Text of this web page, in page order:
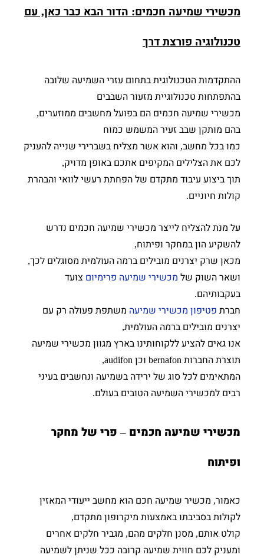
מכשירי שמיעה חכמים: הדור הבא כבר כאן, עם
טכנולוגיה פורצת דרך
ההתקדמות הטכנולוגית בתחום עזרי השמיעה שלובה
בהתפתחות טכנולוגיית מזעור השבבים
מכשירי שמיעה חכמים הם בפועל מחשבים ממוזערים,
בהם מותקן שבב זעיר המשמש כמוח
כמו בכל מחשב, והוא אשר מצליח בשברירי שנייה להעניק
לכם את הצלילים המקיפים אתכם באופן מדויק,
תוך ביצוע עיבוד מתקדם של הפחתת רעשי לוואי והבהרת
קולות חיוניים.
על מנת להצליח לייצר מכשירי שמיעה חכמים נדרש
להשקיע הון במחקר ופיתוח,
מכאן שרק יצרנים מובילים ברמה העולמית מסוגלים לכך,
ושאר השוק של מכשירי שמיעה פרימיום צועד
בעקבותיהם.
חברת פטיפון מכשירי שמיעה משתפת פעולה רק עם
יצרנים מובילים ברמה העולמית,
אנו גאים להציע ללקוחותינו בארץ מגוון מכשירי שמיעה
תוצרת החברות bernafon וכן audifon,
המתאימים לכל סוג של ירידה בשמיעה ונחשבים בעיני
רבים למכשירי השמיעה הטובים בעולם.
מכשירי שמיעה חכמים – פרי של מחקר
ופיתוח
כאמור, מכשיר שמיעה חכם הוא מחשב ייעודי המאזין
לקולות בסביבתו באמצעות מיקרופון מתקדם,
קולט אותם, מסנן חלקים מהם, מגביר חלקים אחרים
ומעניק לכם חווית שמיעה קרובה ככל שניתן לשמיעה